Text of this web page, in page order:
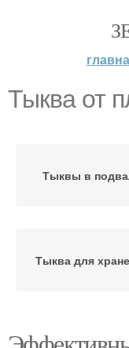
Тыква от
Тыквы в
Тыква для
Тыквы для